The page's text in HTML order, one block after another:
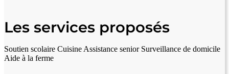
Les services proposés
Soutien scolaire Cuisine Assistance senior Surveillance de domicile
Aide à la ferme